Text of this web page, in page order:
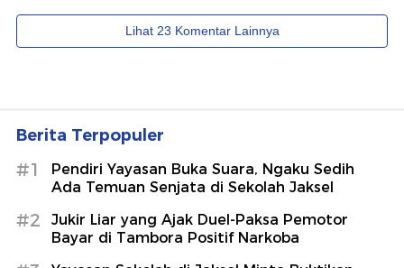
Berita Terpopuler
#1
Pendiri Yayasan Buka Suara, Ngaku Sedih
Ada Temuan Senjata di Sekolah Jaksel
#2
Jukir Liar yang Ajak Duel-Paksa Pemotor
Bayar di Tambora Positif Narkoba